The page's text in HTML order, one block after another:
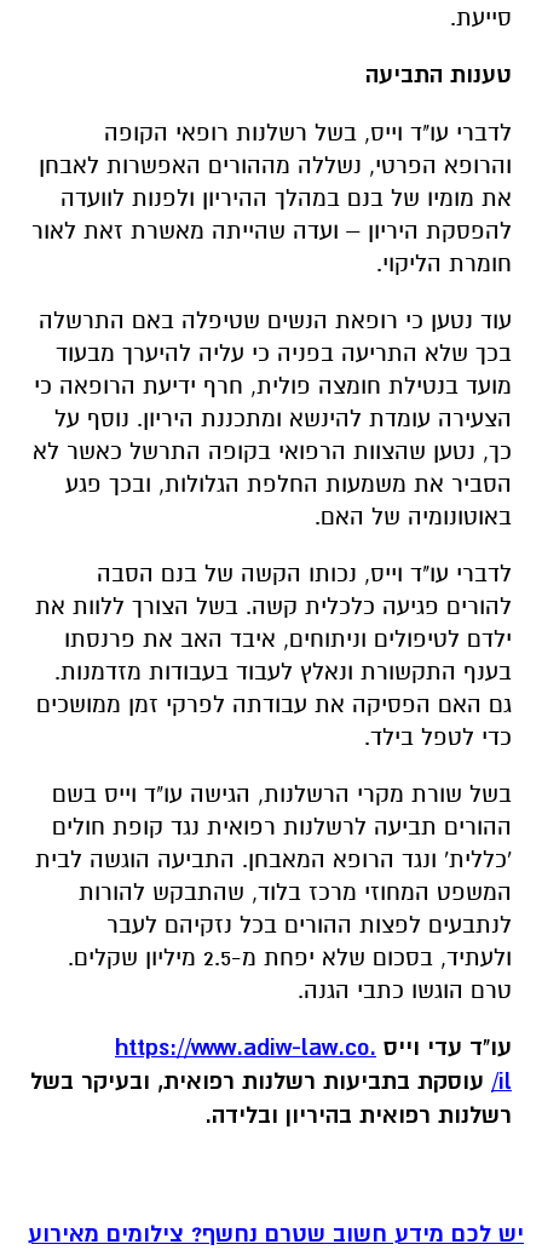
סייעת.
טענות התביעה
לדברי עו"ד וייס, בשל רשלנות רופאי הקופה
והרופא הפרטי, נשללה מההורים האפשרות לאבחן
את מומיו של בנם במהלך ההיריון ולפנות לוועדה
להפסקת היריון – ועדה שהייתה מאשרת זאת לאור
חומרת הליקוי.
עוד נטען כי רופאת הנשים שטיפלה באם התרשלה
בכך שלא התריעה בפניה כי עליה להיערך מבעוד
מועד בנטילת חומצה פולית, חרף ידיעת הרופאה כי
הצעירה עומדת להינשא ומתכננת היריון. נוסף על
כך, נטען שהצוות הרפואי בקופה התרשל כאשר לא
הסביר את משמעות החלפת הגלולות, ובכך פגע
באוטונומיה של האם.
לדברי עו"ד וייס, נכותו הקשה של בנם הסבה
להורים פגיעה כלכלית קשה. בשל הצורך ללוות את
ילדם לטיפולים וניתוחים, איבד האב את פרנסתו
בענף התקשורת ונאלץ לעבוד בעבודות מזדמנות.
גם האם הפסיקה את עבודתה לפרקי זמן ממושכים
כדי לטפל בילד.
בשל שורת מקרי הרשלנות, הגישה עו"ד וייס בשם
ההורים תביעה לרשלנות רפואית נגד קופת חולים
'כללית' ונגד הרופא המאבחן. התביעה הוגשה לבית
המשפט המחוזי מרכז בלוד, שהתבקש להורות
לנתבעים לפצות ההורים בכל נזקיהם לעבר
ולעתיד, בסכום שלא יפחת מ-2.5 מיליון שקלים.
טרם הוגשו כתבי הגנה.
עו"ד עדי וייס https://www.adiw-law.co.
il/ עוסקת בתביעות רשלנות רפואית, ובעיקר בשל
רשלנות רפואית בהיריון ובלידה.
יש לכם מידע חשוב שטרם נחשף? צילומים מאירוע